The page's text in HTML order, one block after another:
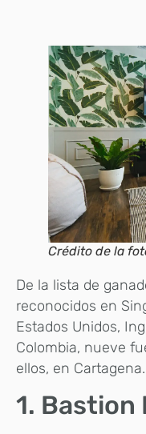
Crédito de la
De la lista de
reconocidos en
Estados Unidos,
Colombia, nueve
ellos, en Cartagena.
1. Bastion